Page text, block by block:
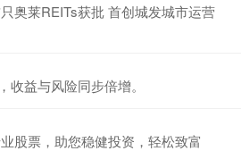
奥莱REITs获批 首创城发城市运营
益与风险同步倍增。
股票，助您稳健投资，轻松致富